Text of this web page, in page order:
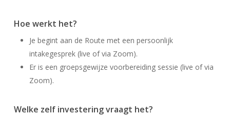
Hoe werkt het?
Je begint aan de Route met een persoonlijk
intakegesprek (live of via Zoom).
Er is een groepsgewijze voorbereiding sessie (live of via
Zoom).
Welke zelf investering vraagt het?